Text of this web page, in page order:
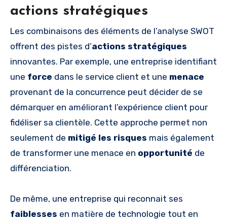
actions stratégiques
Les combinaisons des éléments de l’analyse SWOT
offrent des pistes d’actions stratégiques
innovantes. Par exemple, une entreprise identifiant
une force dans le service client et une menace
provenant de la concurrence peut décider de se
démarquer en améliorant l’expérience client pour
fidéliser sa clientèle. Cette approche permet non
seulement de mitigé les risques mais également
de transformer une menace en opportunité de
différenciation.
De même, une entreprise qui reconnait ses
faiblesses en matière de technologie tout en